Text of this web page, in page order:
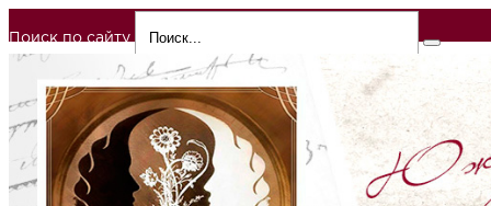
Поиск по сайту